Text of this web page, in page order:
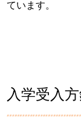
ています。
入学受入